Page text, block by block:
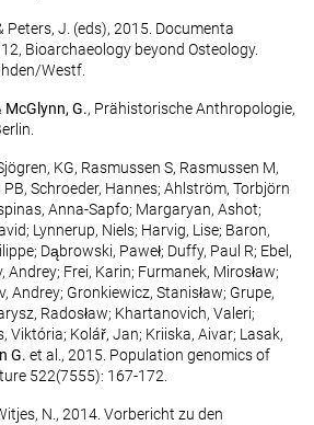
Peters, J. (eds), 2015. Documenta
Bioarchaeology beyond Osteology.
Westf.
McGlynn, G., Prähistorische Anthropologie,
KG, Rasmussen S, Rasmussen M,
Schroeder, Hannes; Ahlström, Torbjörn
Anna-Sapfo; Margaryan, Ashot;
Lynnerup, Niels; Harvig, Lise; Baron,
Dąbrowski, Paweł; Duffy, Paul R; Ebel,
Andrey; Frei, Karin; Furmanek, Mirosław;
Andrey; Gronkiewicz, Stanisław; Grupe,
Radosław; Khartanovich, Valeri;
Viktória; Kolář, Jan; Kriiska, Aivar; Lasak,
G. et al., 2015. Population genomics of
522(7555): 167-172.
N., 2014. Vorbericht zu den